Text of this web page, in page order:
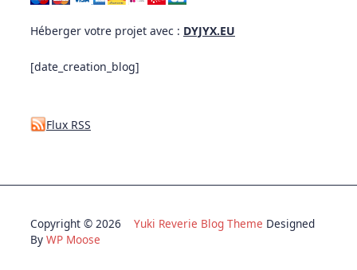
Héberger votre projet avec : DYJYX.EU
[date_creation_blog]
Flux RSS
Copyright © 2026 Yuki Reverie Blog Theme Designed
By WP Moose